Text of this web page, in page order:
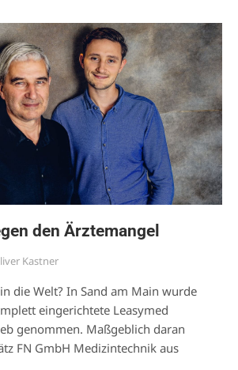
den Ärztemangel
Kastner
die Welt? In Sand am Main wurde
eingerichtete Leasymed
genommen. Maßgeblich daran
FN GmbH Medizintechnik aus